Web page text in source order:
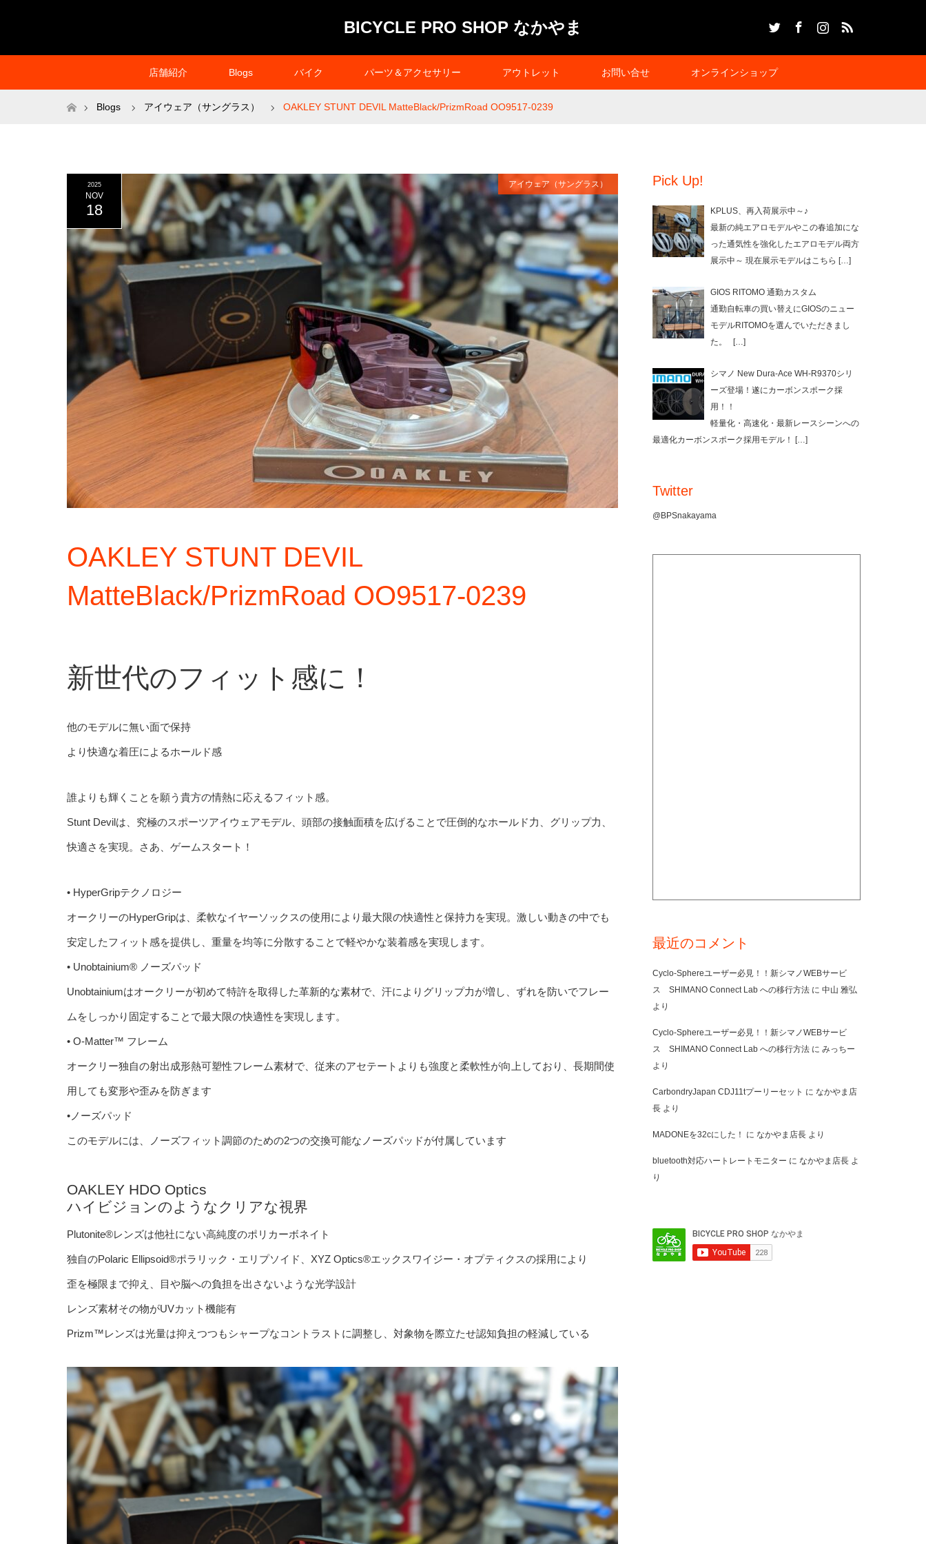
BICYCLE PRO SHOP なかやま
店舗紹介 Blogs バイク パーツ＆アクセサリー アウトレット お問い合せ オンラインショップ
ホームBlogs アイウェア（サングラス） OAKLEY STUNT DEVIL MatteBlack/PrizmRoad OO9517-0239
2025
NOV
18
アイウェア（サングラス）
OAKLEY STUNT DEVIL
MatteBlack/PrizmRoad OO9517-0239
新世代のフィット感に！
他のモデルに無い面で保持
より快適な着圧によるホールド感
誰よりも輝くことを願う貴方の情熱に応えるフィット感。
Stunt Devilは、究極のスポーツアイウェアモデル、頭部の接触面積を広げることで圧倒的なホールド力、グリップ力、
快適さを実現。さあ、ゲームスタート！
• HyperGripテクノロジー
オークリーのHyperGripは、柔軟なイヤーソックスの使用により最大限の快適性と保持力を実現。激しい動きの中でも
安定したフィット感を提供し、重量を均等に分散することで軽やかな装着感を実現します。
• Unobtainium® ノーズパッド
Unobtainiumはオークリーが初めて特許を取得した革新的な素材で、汗によりグリップ力が増し、ずれを防いでフレー
ムをしっかり固定することで最大限の快適性を実現します。
• O-Matter™ フレーム
オークリー独自の射出成形熱可塑性フレーム素材で、従来のアセテートよりも強度と柔軟性が向上しており、長期間使
用しても変形や歪みを防ぎます
•ノーズパッド
このモデルには、ノーズフィット調節のための2つの交換可能なノーズパッドが付属しています
OAKLEY HDO Optics
ハイビジョンのようなクリアな視界
Plutonite®レンズは他社にない高純度のポリカーボネイト
独自のPolaric Ellipsoid®ポラリック・エリプソイド、XYZ Optics®エックスワイジー・オプティクスの採用により
歪を極限まで抑え、目や脳への負担を出さないような光学設計
レンズ素材その物がUVカット機能有
Prizm™レンズは光量は抑えつつもシャープなコントラストに調整し、対象物を際立たせ認知負担の軽減している
Pick Up!
KPLUS、再入荷展示中～♪
最新の純エアロモデルやこの春追加にな
った通気性を強化したエアロモデル両方
展示中～ 現在展示モデルはこちら […]
GIOS RITOMO 通勤カスタム
通勤自転車の買い替えにGIOSのニュー
モデルRITOMOを選んでいただきまし
た。
[…]
シマノ New Dura-Ace WH-R9370シリ
ーズ登場！遂にカーボンスポーク採
用！！
軽量化・高速化・最新レースシーンへの
最適化カーボンスポーク採用モデル！
[…]
Twitter
@BPSnakayama
最近のコメント
Cyclo-Sphereユーザー必見！！新シマノWEBサービ
ス SHIMANO Connect Lab への移行方法 に 中山 雅弘
より
Cyclo-Sphereユーザー必見！！新シマノWEBサービ
ス SHIMANO Connect Lab への移行方法 に みっちー
より
CarbondryJapan CDJ11tプーリーセット に なかやま店
長 より
MADONEを32cにした！ に なかやま店長 より
bluetooth対応ハートレートモニター に なかやま店長 よ
り